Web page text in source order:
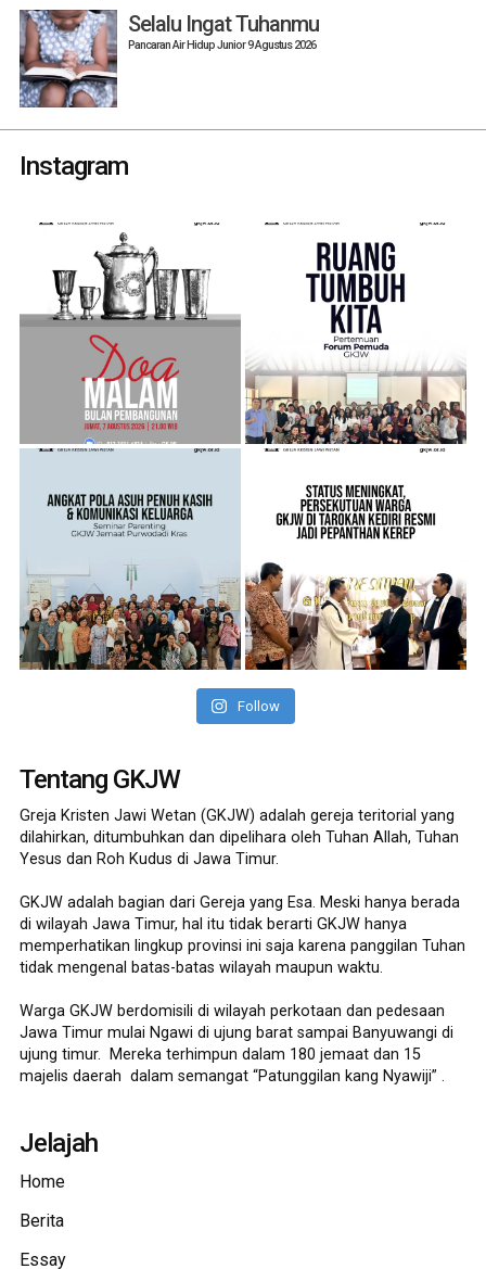
Selalu Ingat Tuhanmu
Pancaran Air Hidup Junior 9 Agustus 2026
Instagram
Follow
Tentang GKJW
Greja Kristen Jawi Wetan (GKJW) adalah gereja teritorial yang
dilahirkan, ditumbuhkan dan dipelihara oleh Tuhan Allah, Tuhan
Yesus dan Roh Kudus di Jawa Timur.
GKJW adalah bagian dari Gereja yang Esa. Meski hanya berada
di wilayah Jawa Timur, hal itu tidak berarti GKJW hanya
memperhatikan lingkup provinsi ini saja karena panggilan Tuhan
tidak mengenal batas-batas wilayah maupun waktu.
Warga GKJW berdomisili di wilayah perkotaan dan pedesaan
Jawa Timur mulai Ngawi di ujung barat sampai Banyuwangi di
ujung timur. Mereka terhimpun dalam 180 jemaat dan 15
majelis daerah dalam semangat “Patunggilan kang Nyawiji” .
Jelajah
Home
Berita
Essay